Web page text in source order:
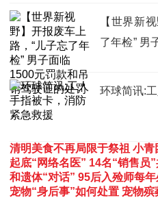
【世界新
了年检” 男
环球简讯:
清明美食不再局限于祭祖 小青
起底“网络名医” 14名“销售员
和遗体“对话” 95后入殓师每
宠物“身后事”如何处置 宠物